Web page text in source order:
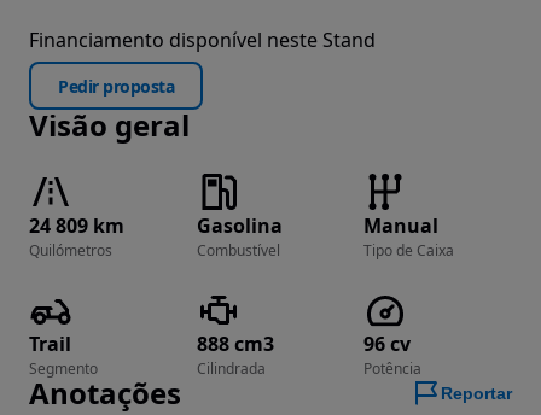
Financiamento disponível neste Stand
Pedir proposta
Visão geral
24 809 km
Quilómetros
Gasolina
Combustível
Manual
Tipo de Caixa
Trail
Segmento
888 cm3
Cilindrada
96 cv
Potência
Anotações Reportar